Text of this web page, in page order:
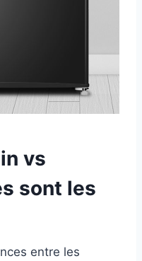
vs
sont les
entre les